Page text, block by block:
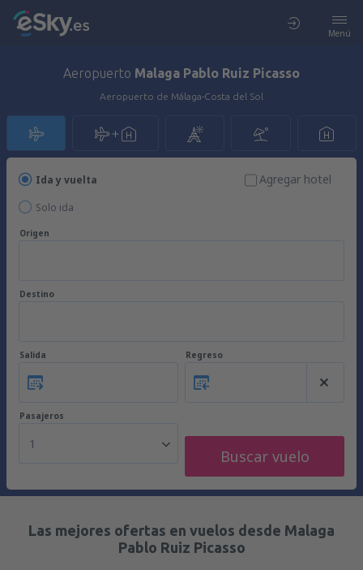
Menú
Aeropuerto Malaga Pablo Ruiz Picasso
Aeropuerto de Málaga-Costa del Sol
Ida y vuelta
Solo ida
Agregar hotel
Origen
Destino
Salida Regreso
Pasajeros
1
Buscar vuelo
Las mejores ofertas en vuelos desde Malaga
Pablo Ruiz Picasso